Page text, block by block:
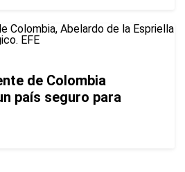
de Colombia
país seguro para